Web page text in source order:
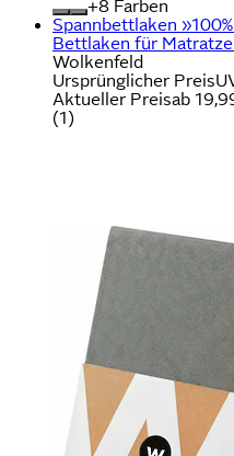
+
Farben
Spannbettlaken
Bettlaken für
Wolkenfeld
Ursprünglicher Preis
Aktueller Preisab
(1)